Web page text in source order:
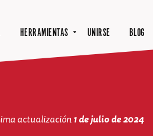
HERRAMIENTAS UNIRSE BLOG
actualización1 de julio de 2024